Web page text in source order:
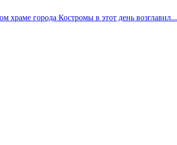
храме города Костромы в этот день возглавил...